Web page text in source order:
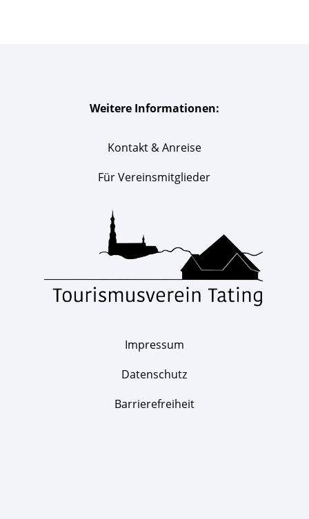
Weitere Informationen:
Kontakt & Anreise
Für Vereinsmitglieder
Impressum
Datenschutz
Barrierefreiheit